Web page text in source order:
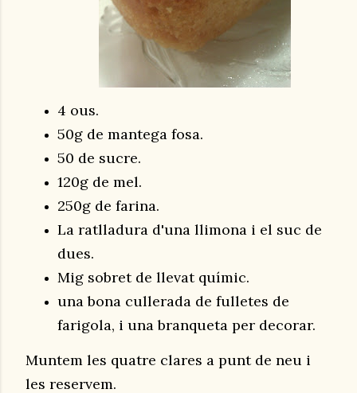
4 ous.
50g de mantega fosa.
50 de sucre.
120g de mel.
250g de farina.
La ratlladura d'una llimona i el suc de
dues.
Mig sobret de llevat químic.
una bona cullerada de fulletes de
farigola, i una branqueta per decorar.
Muntem les quatre clares a punt de neu i
les reservem.